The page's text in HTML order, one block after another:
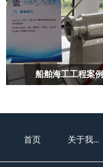
船舶海工工程案例
首页 关于我们